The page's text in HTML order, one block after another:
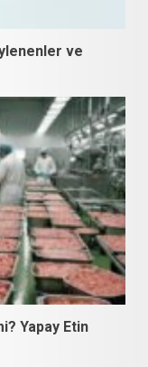
ve
Yapay Etin